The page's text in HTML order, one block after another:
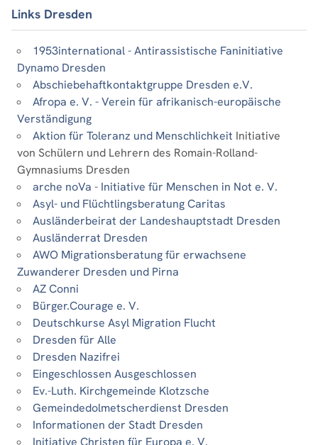
Links Dresden
1953international - Antirassistische Faninitiative
Dynamo Dresden
Abschiebehaftkontaktgruppe Dresden e.V.
Afropa e. V. - Verein für afrikanisch-europäische
Verständigung
Aktion für Toleranz und Menschlichkeit Initiative
von Schülern und Lehrern des Romain-Rolland-
Gymnasiums Dresden
arche noVa - Initiative für Menschen in Not e. V.
Asyl- und Flüchtlingsberatung Caritas
Ausländerbeirat der Landeshauptstadt Dresden
Ausländerrat Dresden
AWO Migrationsberatung für erwachsene
Zuwanderer Dresden und Pirna
AZ Conni
Bürger.Courage e. V.
Deutschkurse Asyl Migration Flucht
Dresden für Alle
Dresden Nazifrei
Eingeschlossen Ausgeschlossen
Ev.-Luth. Kirchgemeinde Klotzsche
Gemeindedolmetscherdienst Dresden
Informationen der Stadt Dresden
Initiative Christen für Europa e. V.